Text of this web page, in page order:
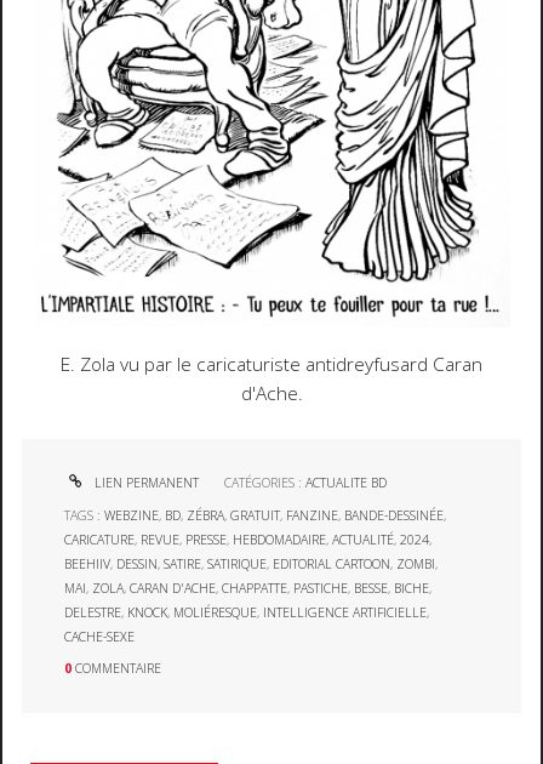
E. Zola vu par le caricaturiste antidreyfusard Caran
d'Ache.
LIEN PERMANENT CATÉGORIES :ACTUALITE BD
TAGS :WEBZINE, BD, ZÉBRA,GRATUIT, FANZINE, BANDE-DESSINÉE,
CARICATURE, REVUE, PRESSE, HEBDOMADAIRE,ACTUALITÉ,2024,
BEEHIIV, DESSIN,SATIRE,SATIRIQUE, EDITORIAL CARTOON, ZOMBI,
MAI, ZOLA,CARAN D'ACHE,CHAPPATTE, PASTICHE, BESSE, BICHE,
DELESTRE, KNOCK, MOLIÉRESQUE, INTELLIGENCE ARTIFICIELLE,
CACHE-SEXE
0 COMMENTAIRE